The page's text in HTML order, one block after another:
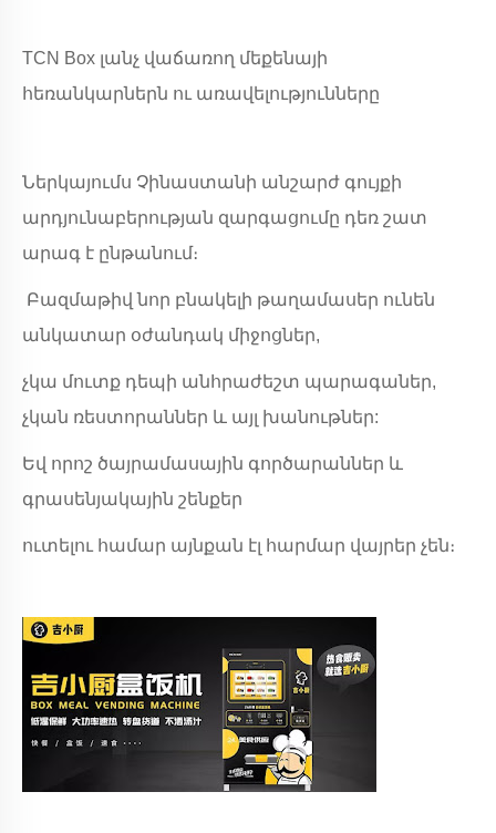
TCN Box լանչ վաճառող մեքենայի
հեռանկարներն ու առավելությունները
Ներկայումս Չինաստանի անշարժ գույքի
արդյունաբերության զարգացումը դեռ շատ
արագ է ընթանում։
Բազմաթիվ նոր բնակելի թաղամասեր ունեն
անկատար օժանդակ միջոցներ,
չկա մուտք դեպի անհրաժեշտ պարագաներ,
չկան ռեստորաններ և այլ խանութներ:
Եվ որոշ ծայրամասային գործարաններ և
գրասենյակային շենքեր
ուտելու համար այնքան էլ հարմար վայրեր չեն։